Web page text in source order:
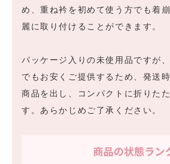
め、重ね衿を初めて使う方でも着
麗に取り付けることができます。
パッケージ入りの未使用品ですが
でもお安くご提供するため、発送
商品を出し、コンパクトに折りた
す。あらかじめご了承ください。